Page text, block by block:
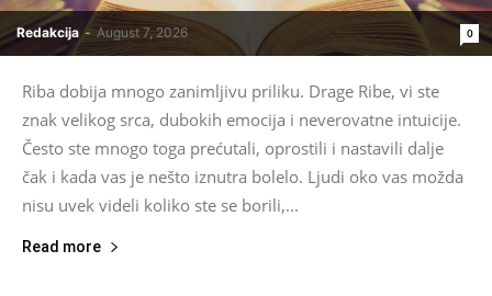
Redakcija - August 7, 2026 0
Riba dobija mnogo zanimljivu priliku. Drage Ribe, vi ste
znak velikog srca, dubokih emocija i neverovatne intuicije.
Često ste mnogo toga prećutali, oprostili i nastavili dalje
čak i kada vas je nešto iznutra bolelo. Ljudi oko vas možda
nisu uvek videli koliko ste se borili,...
Read more